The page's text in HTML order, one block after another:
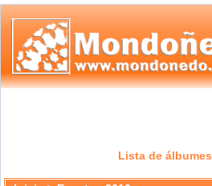
Lista de álbumes